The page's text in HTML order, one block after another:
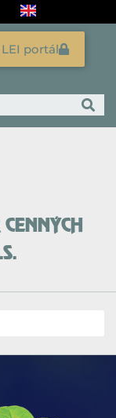
LEI portál